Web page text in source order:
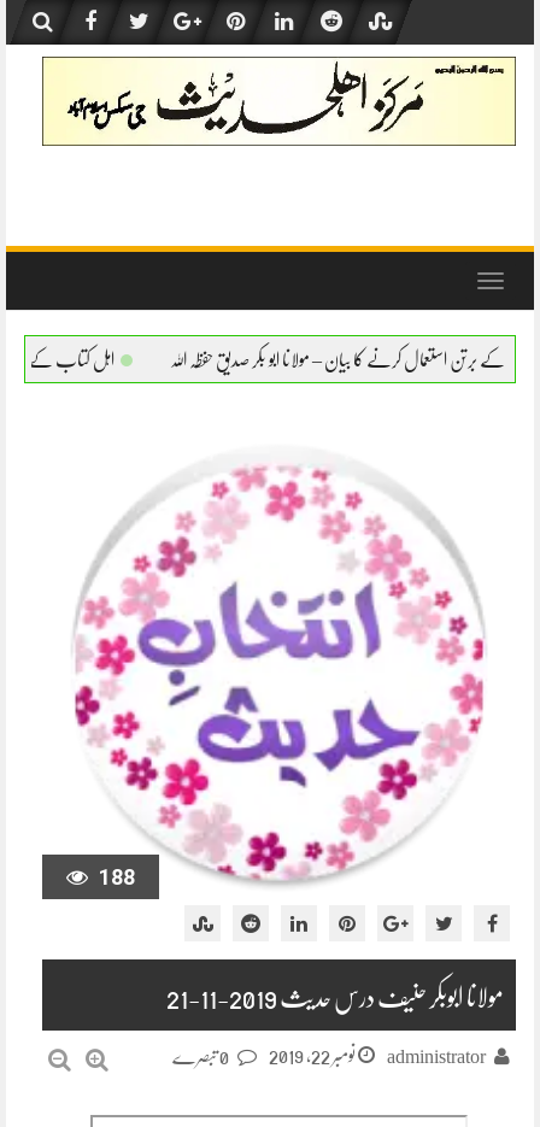
content
Toggle
– مولانا ابو بکر صدیق حفظہ اللہ اہل کتاب کے برتن استعمال کرنے کا بیان – مولانا
188
مولانا ابوبکر حنیف درس حدیث 2019-11-21
administrator نومبر 22, 2019